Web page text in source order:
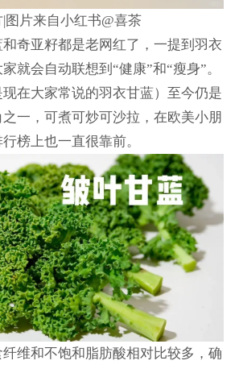
图片来自小红书@喜茶
奇亚籽都是老网红了，一提到羽衣
就会自动联想到“健康”和“瘦身”。
在大家常说的羽衣甘蓝）至今仍是
一，可煮可炒可沙拉，在欧美小朋
榜上也一直很靠前。
维和不饱和脂肪酸相对比较多，确